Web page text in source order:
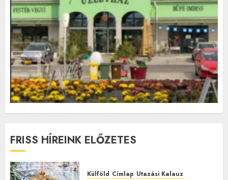
FRISS HÍREINK ELŐZETES
Külföld Címlap Utazási Kalauz